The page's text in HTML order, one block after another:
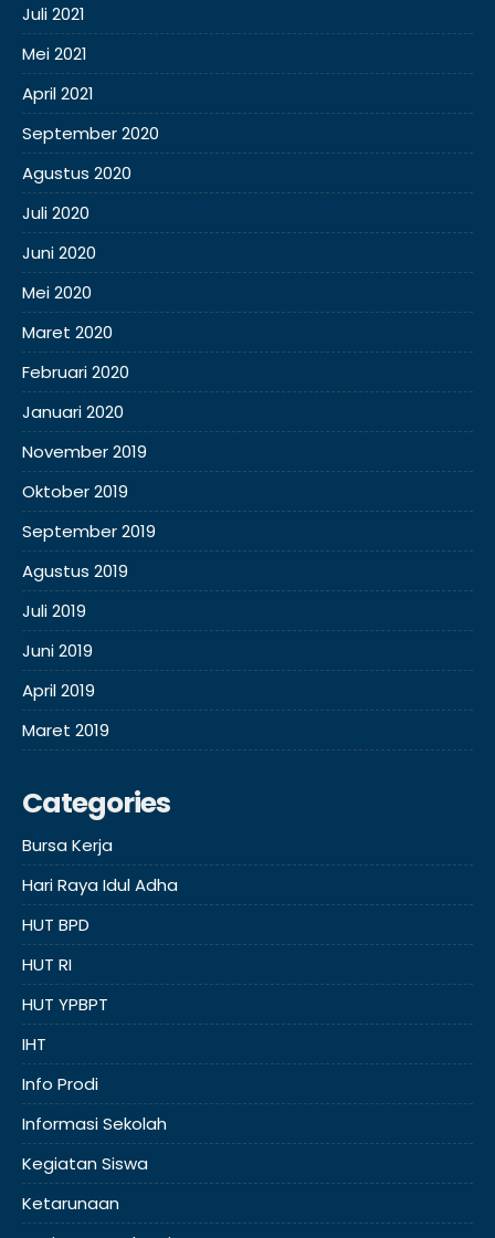
Juli 2021
Mei 2021
April 2021
September 2020
Agustus 2020
Juli 2020
Juni 2020
Mei 2020
Maret 2020
Februari 2020
Januari 2020
November 2019
Oktober 2019
September 2019
Agustus 2019
Juli 2019
Juni 2019
April 2019
Maret 2019
Categories
Bursa Kerja
Hari Raya Idul Adha
HUT BPD
HUT RI
HUT YPBPT
IHT
Info Prodi
Informasi Sekolah
Kegiatan Siswa
Ketarunaan